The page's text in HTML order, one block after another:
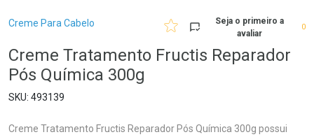
Breadcrumb
Creme Para Cabelo
Seja o primeiro a
avaliar
0
Creme Tratamento Fructis Reparador
Pós Química 300g
493139
Creme Tratamento Fructis Reparador Pós Química 300g possui